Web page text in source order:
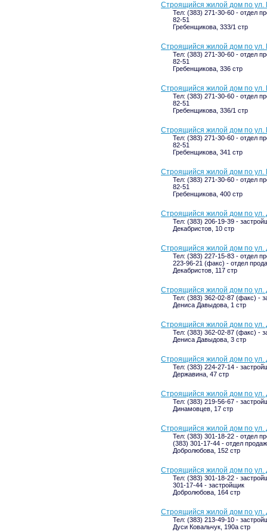
Строящийся жилой дом по ул.
Тел: (383) 271-30-60 - отдел
82-51
Гребенщикова, 333/1 стр
Строящийся жилой дом по ул.
Тел: (383) 271-30-60 - отдел
82-51
Гребенщикова, 336 стр
Строящийся жилой дом по ул.
Тел: (383) 271-30-60 - отдел
82-51
Гребенщикова, 336/1 стр
Строящийся жилой дом по ул.
Тел: (383) 271-30-60 - отдел
82-51
Гребенщикова, 341 стр
Строящийся жилой дом по ул.
Тел: (383) 271-30-60 - отдел
82-51
Гребенщикова, 400 стр
Строящийся жилой дом по ул.
Тел: (383) 206-19-39 -
Декабристов, 10 стр
Строящийся жилой дом по ул.
Тел: (383) 227-15-83 - отдел
223-96-21 (факс) - отдел
Декабристов, 117 стр
Строящийся жилой дом по ул.
Тел: (383) 362-02-87 (факс) -
Дениса Давыдова, 1 стр
Строящийся жилой дом по ул.
Тел: (383) 362-02-87 (факс) -
Дениса Давыдова, 3 стр
Строящийся жилой дом по ул.
Тел: (383) 224-27-14 -
Державина, 47 стр
Строящийся жилой дом по ул.
Тел: (383) 219-56-67 -
Динамовцев, 17 стр
Строящийся жилой дом по ул.
Тел: (383) 301-18-22 - отдел
(383) 301-17-44 - отдел продаж
Добролюбова, 152 стр
Строящийся жилой дом по ул.
Тел: (383) 301-18-22 -
301-17-44 - застройщик
Добролюбова, 164 стр
Строящийся жилой дом по ул.
Тел: (383) 213-49-10 -
Дуси Ковальчук, 190а стр